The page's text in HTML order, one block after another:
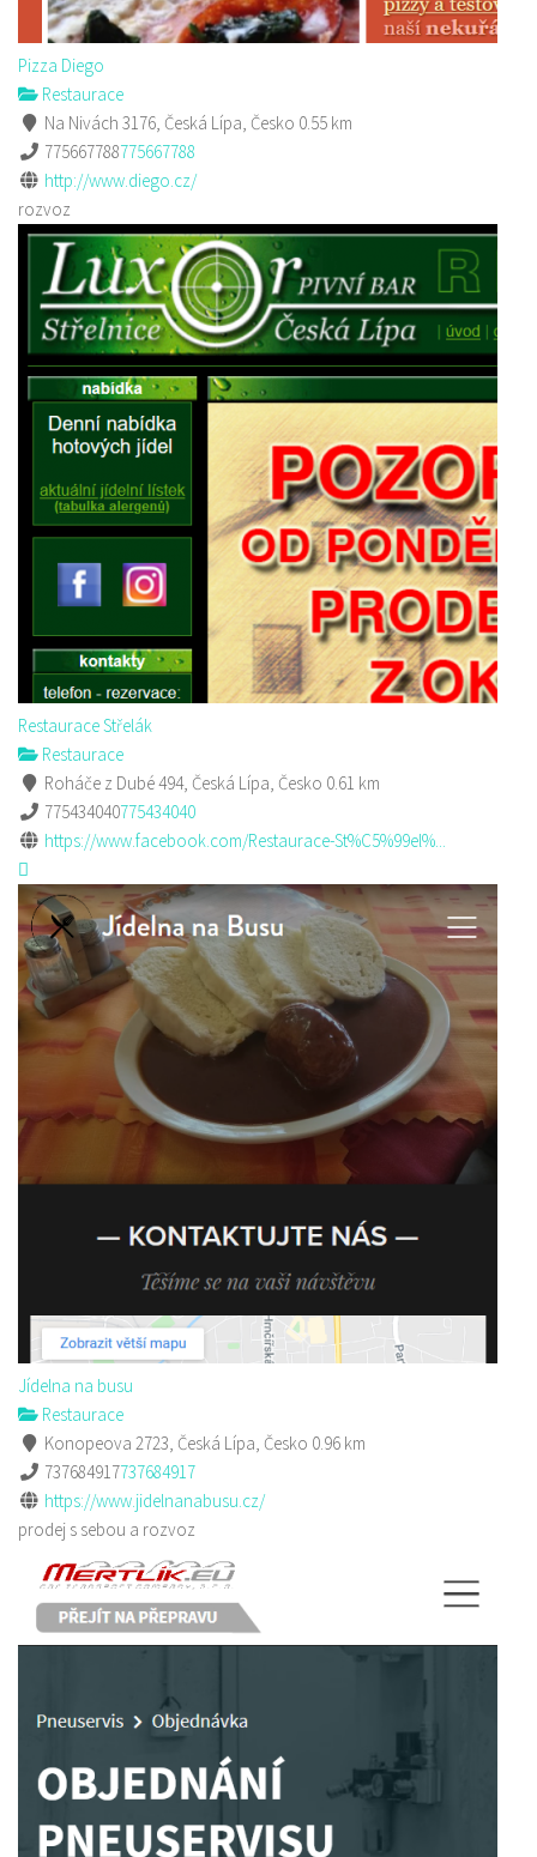
Pizza Diego
Restaurace
Na Nivách 3176, Česká Lípa, Česko 0.55 km
775667788775667788
http://www.diego.cz/
rozvoz
Restaurace Střelák
Restaurace
Roháče z Dubé 494, Česká Lípa, Česko 0.61 km
775434040775434040
https://www.facebook.com/Restaurace-St%C5%99el%...
Jídelna na busu
Restaurace
Konopeova 2723, Česká Lípa, Česko 0.96 km
737684917737684917
https://www.jidelnanabusu.cz/
prodej s sebou a rozvoz